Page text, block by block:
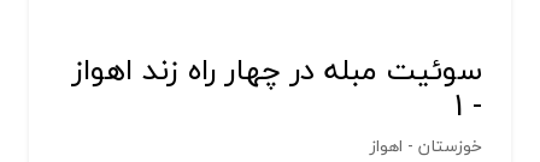
سوئیت مبله در چهار راه زند اهواز
- 1
خوزستان - اهواز